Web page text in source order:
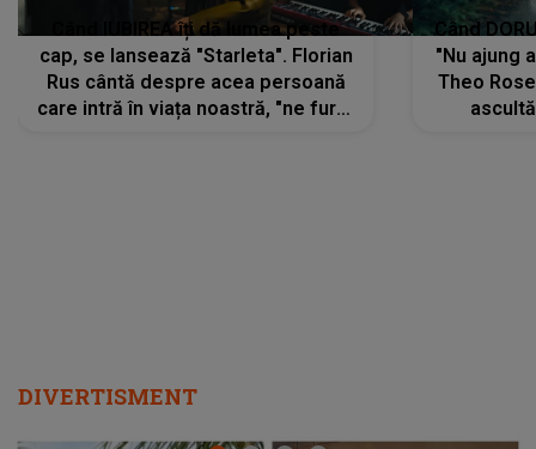
Când IUBIREA îți dă lumea peste
cap, se lansează "Starleta". Florian
Rus cântă despre acea persoană
care intră în viața noastră, "ne fură"
Când
"Nu ajung
Theo
DIVERTISMENT